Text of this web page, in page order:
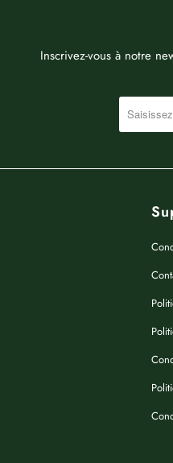
Inscrivez-vous à notre